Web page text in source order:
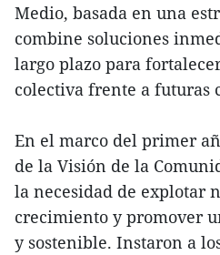
Medio, basada en una
combine soluciones
largo plazo para
colectiva frente a futuras
En el marco del primer
de la Visión de la
la necesidad de explotar
crecimiento y promover
y sostenible. Instaron a